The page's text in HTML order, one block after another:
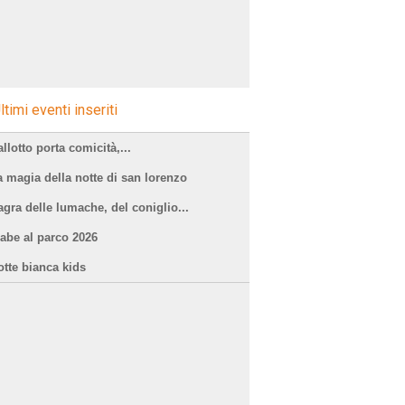
eventi inseriti
porta comicità,...
magia della notte di san lorenzo
delle lumache, del coniglio...
al parco 2026
bianca kids